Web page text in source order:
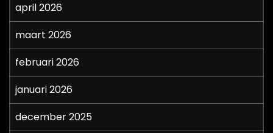
april 2026
maart 2026
februari 2026
januari 2026
december 2025